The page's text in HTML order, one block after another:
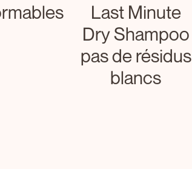
Last Minute
Dry Shampoo
pas de résidus
blancs